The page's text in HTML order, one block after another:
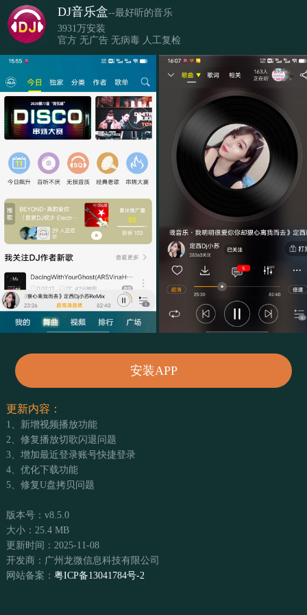
DJ音乐盒--最好听的音乐
3931万安装
官方 无广告 无病毒 人工复检
安装APP
更新内容：
1、新增视频播放功能
2、修复播放切歌闪退问题
3、增加最近登录账号快捷登录
4、优化下载功能
5、修复U盘拷贝问题
版本号：v8.5.0
大小：25.4 MB
更新时间：2025-11-08
开发商：广州龙微信息科技有限公司
网站备案： 粤ICP备13041784号-2